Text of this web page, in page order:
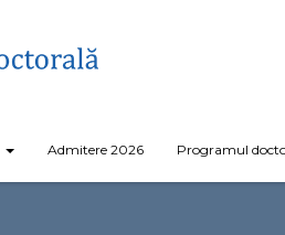
Admitere 2026 Programul